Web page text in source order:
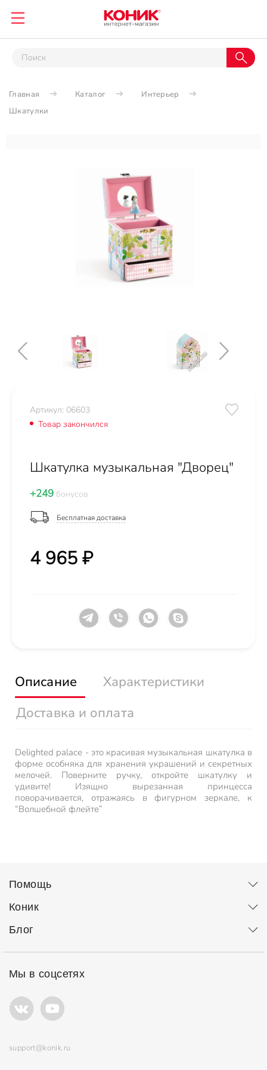
Главная Каталог
Интерьер
Шкатулки
Артикул: 06603
Товар закончился
Шкатулка музыкальная "Дворец"
+249 бонусов
Бесплатная доставка
4 965 ₽
Описание
Характеристики
Доставка и оплата
Delighted palace - это красивая музыкальная шкатулка в
форме особняка для хранения украшений и секретных
мелочей. Поверните ручку, откройте шкатулку и
удивите! Изящно вырезанная принцесса
поворачивается, отражаясь в фигурном зеркале, к
“Волшебной флейте”
Помощь
Коник
Блог
Мы в соцсетях
support@konik.ru